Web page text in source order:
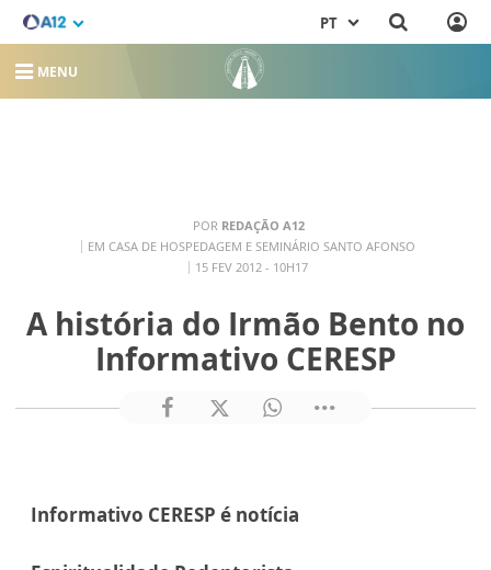
PT
MENU
POR REDAÇÃO A12
EM CASA DE HOSPEDAGEM E SEMINÁRIO SANTO AFONSO
15 FEV 2012 - 10H17
A história do Irmão Bento no
Informativo CERESP
Informativo CERESP é notícia